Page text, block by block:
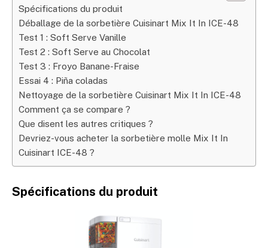
Spécifications du produit
Déballage de la sorbetière Cuisinart Mix It In ICE-48
Test 1 : Soft Serve Vanille
Test 2 : Soft Serve au Chocolat
Test 3 : Froyo Banane-Fraise
Essai 4 : Piña coladas
Nettoyage de la sorbetière Cuisinart Mix It In ICE-48
Comment ça se compare ?
Que disent les autres critiques ?
Devriez-vous acheter la sorbetière molle Mix It In
Cuisinart ICE-48 ?
Spécifications du produit